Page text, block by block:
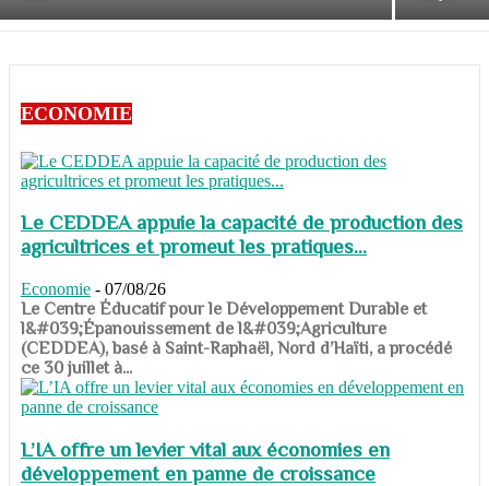
ECONOMIE
Le CEDDEA appuie la capacité de production des
agricultrices et promeut les pratiques...
Economie - 07/08/26
​​​​​​​Le Centre Éducatif pour le Développement Durable et
l&#039;Épanouissement de l&#039;Agriculture
(CEDDEA), basé à Saint-Raphaël, Nord d’Haïti, a procédé
ce 30 juillet à...
L’IA offre un levier vital aux économies en
développement en panne de croissance